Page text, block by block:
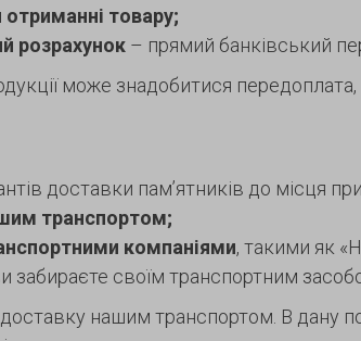
отриманні товару;
розрахунок – прямий банківський
може знадобитися
доставки пам’ятників до місця
транспортом;
компаніями, такими як
забираєте своїм транспортним
нашим транспортом. В дану